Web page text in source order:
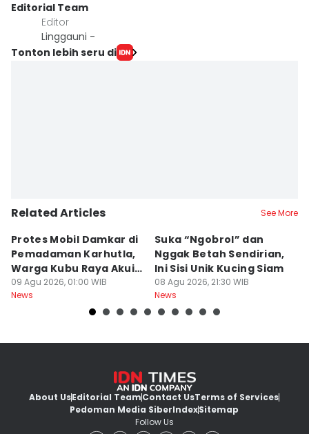
Editorial Team
Editor
Linggauni -
Tonton lebih seru di
Related Articles See More
Protes Mobil Damkar di
Pemadaman Karhutla,
Warga Kubu Raya Akui
Khilaf
09 Agu 2026, 01:00 WIB
News
Suka “Ngobrol” dan
Nggak Betah Sendirian,
Ini Sisi Unik Kucing Siam
08 Agu 2026, 21:30 WIB
News
About UsEditorial TeamContact UsTerms of Services
Pedoman Media SiberIndexSitemap
Follow Us